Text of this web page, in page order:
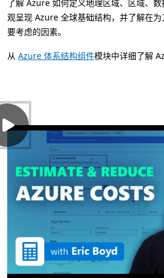
了解 Azure 如何定义地理区域、区域、
观呈现 Azure 全球基础结构，并了解在
要考虑的因素。
从 Azure 体系结构组件模块中详细了解